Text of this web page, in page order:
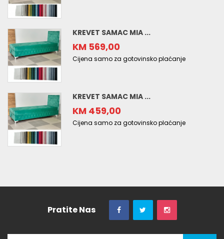
KREVET SAMAC MIA ...
KM 569,00
Cijena samo za gotovinsko plaćanje
KREVET SAMAC MIA ...
KM 459,00
Cijena samo za gotovinsko plaćanje
Pratite Nas